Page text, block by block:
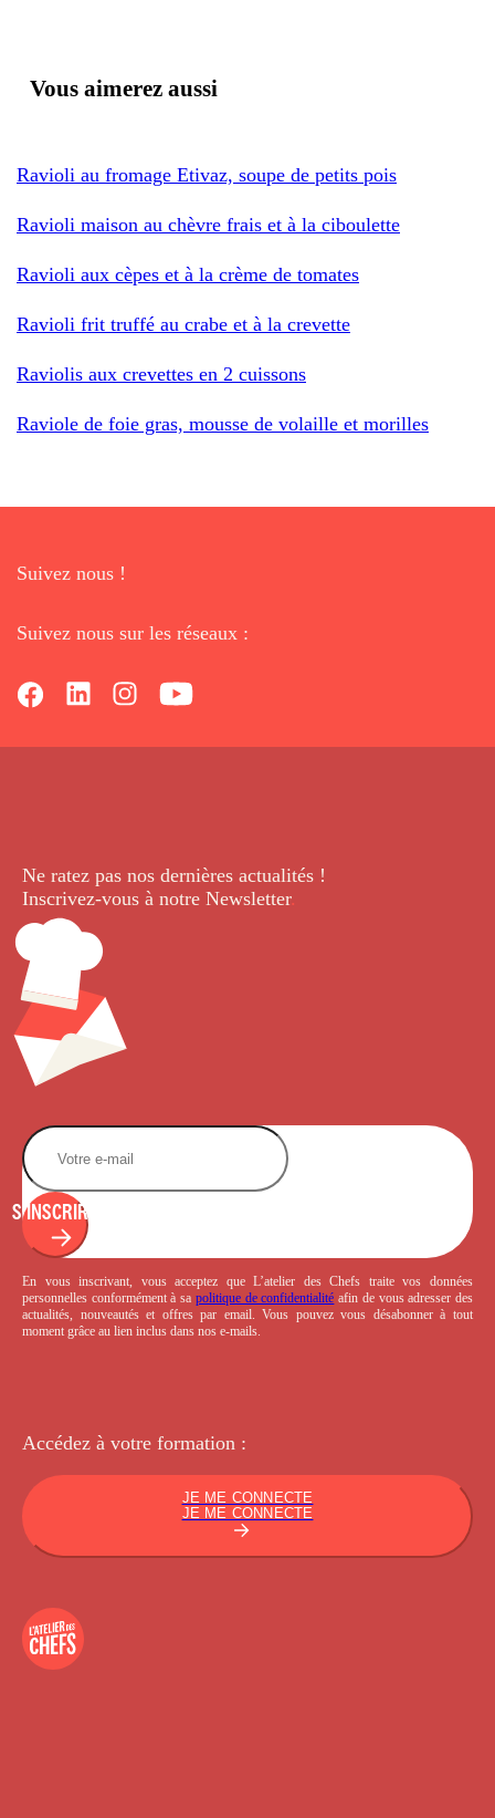
Vous aimerez aussi
Ravioli au fromage Etivaz, soupe de petits pois
Ravioli maison au chèvre frais et à la ciboulette
Ravioli aux cèpes et à la crème de tomates
Ravioli frit truffé au crabe et à la crevette
Raviolis aux crevettes en 2 cuissons
Raviole de foie gras, mousse de volaille et morilles
Suivez nous !
Suivez nous sur les réseaux :
Ne ratez pas nos dernières actualités !
Inscrivez-vous à notre Newsletter.
S'INSCRIRE
En vous inscrivant, vous acceptez que L’atelier des Chefs traite vos données
personnelles conformément à sa politique de confidentialité afin de vous adresser des
actualités, nouveautés et offres par email. Vous pouvez vous désabonner à tout
moment grâce au lien inclus dans nos e-mails.
Accédez à votre formation :
JE ME CONNECTE
JE ME CONNECTE